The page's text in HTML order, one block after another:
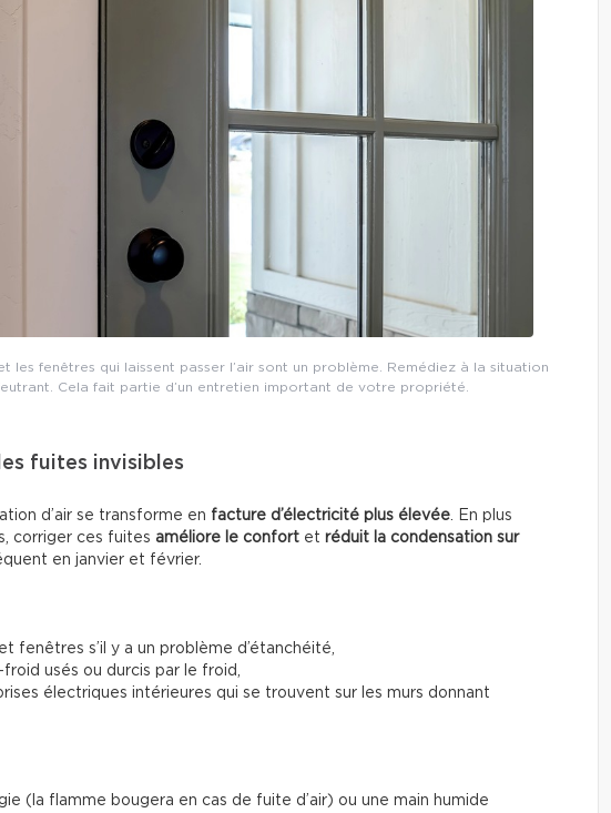
les fenêtres qui laissent passer l’air sont un problème. Remédiez à la situation
Cela fait partie d’un entretien important de votre propriété.
fuites invisibles
d’air se transforme en facture d’électricité plus élevée. En plus
corriger ces fuites améliore le confort et réduit la condensation sur
en janvier et février.
fenêtres s’il y a un problème d’étanchéité,
usés ou durcis par le froid,
électriques intérieures qui se trouvent sur les murs donnant
(la flamme bougera en cas de fuite d’air) ou une main humide